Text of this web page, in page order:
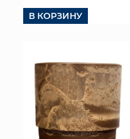
В КОРЗИНУ